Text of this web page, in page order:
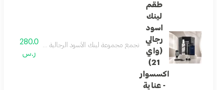
طقم
لينك
اسود
رجالي
(واي
21)
اكسسوار
- عناية
تجمع مجموعة لينك الأسود الرجالية بين الأناقة
280.0
ر.س